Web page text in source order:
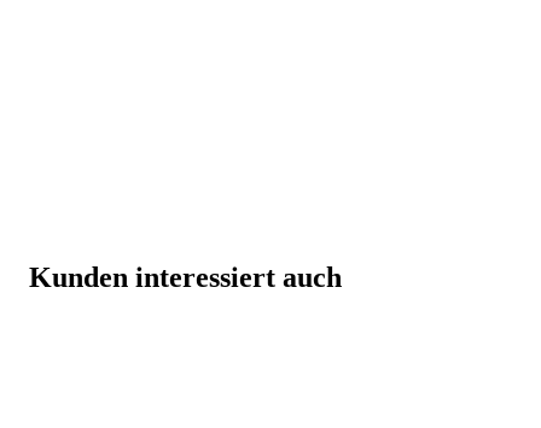
Kunden interessiert auch